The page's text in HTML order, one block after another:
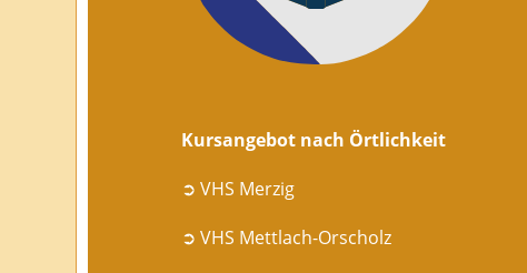
Kursangebot nach Örtlichkeit
➲ VHS Merzig
➲ VHS Mettlach-Orscholz